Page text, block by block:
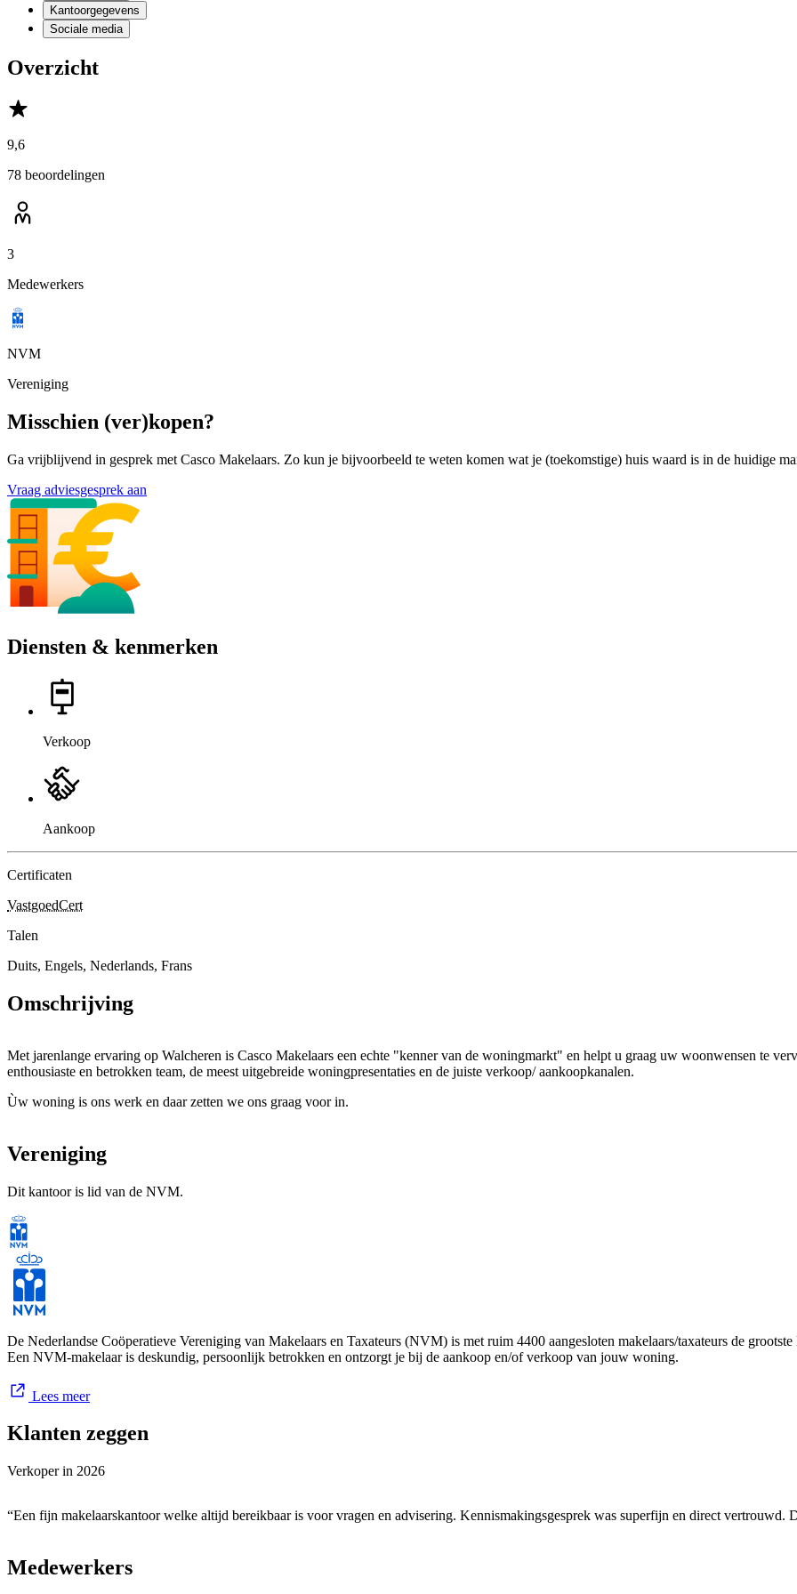
Kantoorgegevens
Sociale media
Overzicht
9,6
78 beoordelingen
3
Medewerkers
NVM
Vereniging
Misschien (ver)kopen?
Ga vrijblijvend in gesprek met Casco Makelaars. Zo kun je bijvoorbeeld te weten komen wat je (toekomstige) huis waard is in de huidige
Vraag adviesgesprek aan
Diensten & kenmerken
Verkoop
Aankoop
Certificaten
VastgoedCert
Talen
Duits, Engels, Nederlands, Frans
Omschrijving
Met jarenlange ervaring op Walcheren is Casco Makelaars een echte "kenner van de woningmarkt" en helpt u graag uw woonwensen te
enthousiaste en betrokken team, de meest uitgebreide woningpresentaties en de juiste verkoop/ aankoopkanalen.
Ùw woning is ons werk en daar zetten we ons graag voor in.
Vereniging
Dit kantoor is lid van de NVM.
De Nederlandse Coöperatieve Vereniging van Makelaars en Taxateurs (NVM) is met ruim 4400 aangesloten makelaars/taxateurs de
Een NVM-makelaar is deskundig, persoonlijk betrokken en ontzorgt je bij de aankoop en/of verkoop van jouw woning.
Lees meer
Klanten zeggen
Verkoper in 2026
“Een fijn makelaarskantoor welke altijd bereikbaar is voor vragen en advisering. Kennismakingsgesprek was superfijn en direct
Medewerkers